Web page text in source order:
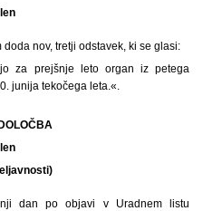
nov, tretji odstavek, ki se glasi:
za prejšnje leto organ iz petega
junija tekočega leta.«.
dan po objavi v Uradnem listu